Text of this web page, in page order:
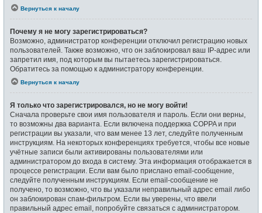
Вернуться к началу
Почему я не могу зарегистрироваться?
Возможно, администратор конференции отключил регистрацию новых
пользователей. Также возможно, что он заблокировал ваш IP-адрес или
запретил имя, под которым вы пытаетесь зарегистрироваться.
Обратитесь за помощью к администратору конференции.
Вернуться к началу
Я только что зарегистрировался, но не могу войти!
Сначала проверьте свои имя пользователя и пароль. Если они верны,
то возможны два варианта. Если включена поддержка COPPA и при
регистрации вы указали, что вам менее 13 лет, следуйте полученным
инструкциям. На некоторых конференциях требуется, чтобы все новые
учётные записи были активированы пользователями или
администратором до входа в систему. Эта информация отображается в
процессе регистрации. Если вам было прислано email-сообщение,
следуйте полученным инструкциям. Если email-сообщение не
получено, то возможно, что вы указали неправильный адрес email либо
он заблокирован спам-фильтром. Если вы уверены, что ввели
правильный адрес email, попробуйте связаться с администратором.